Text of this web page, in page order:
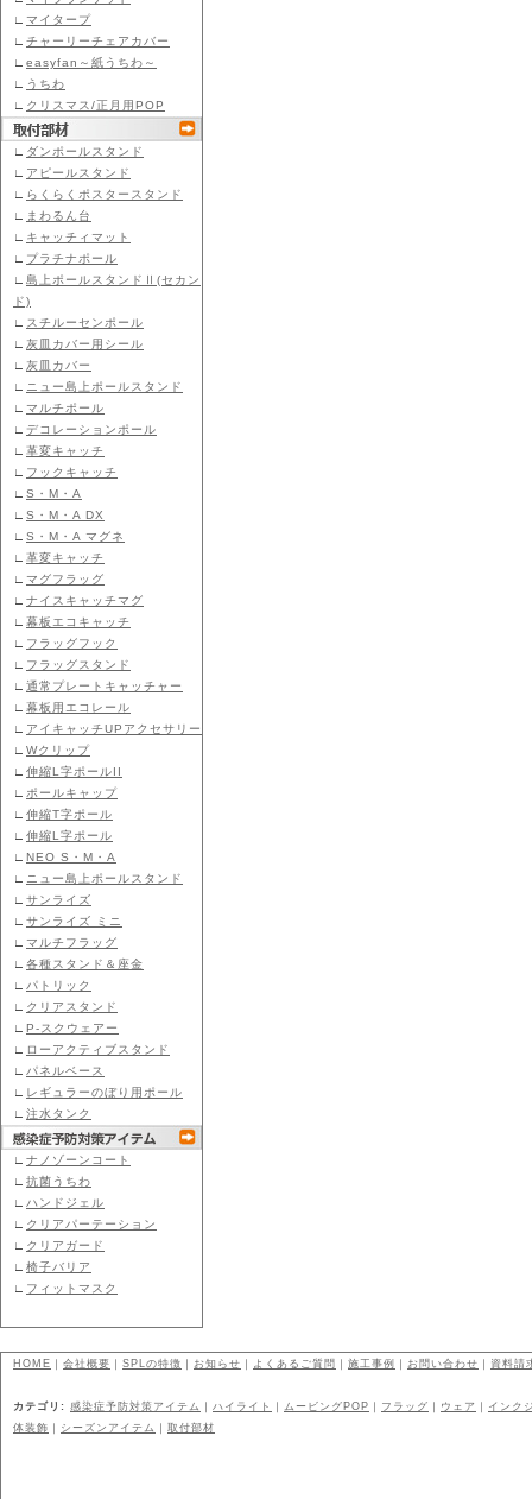
∟ マイタープ
∟ チャーリーチェアカバー
∟ easyfan～紙うちわ～
∟
うちわ
∟ クリスマス/正月用POP
∟ ダンポールスタンド
∟ アピールスタンド
∟ らくらくポスタースタンド
∟
まわるん台
∟ キャッチィマット
∟ プラチナポール
∟ 島上ポールスタンドⅡ(セカン
ド)
∟ スチルーセンポール
∟ 灰皿カバー用シール
∟ 灰皿カバー
∟
ニュー島上ポールスタンド
∟ マルチポール
∟ デコレーションポール
∟ 革変キャッチ
∟ フックキャッチ
∟ S・M・A
∟ S・M・A DX
∟ S・M・A マグネ
∟ 革変キャッチ
∟ マグフラッグ
∟ ナイスキャッチマグ
∟ 幕板エコキャッチ
∟ フラッグフック
∟ フラッグスタンド
∟ 通常プレートキャッチャー
∟ 幕板用エコレール
∟ アイキャッチUPアクセサリー
∟ Wクリップ
∟ 伸縮L字ポールII
∟ ポールキャップ
∟ 伸縮T字ポール
∟ 伸縮L字ポール
∟ NEO S・M・A
∟
ニュー島上ポールスタンド
∟ サンライズ
∟ サンライズ ミニ
∟ マルチフラッグ
∟ 各種スタンド＆座金
∟ パトリック
∟ クリアスタンド
∟ P-スクウェアー
∟
ローアクティブスタンド
∟ パネルベース
∟ レギュラーのぼり用ポール
∟ 注水タンク
∟ ナノゾーンコート
∟ 抗菌うちわ
∟ ハンドジェル
∟ クリアパーテーション
∟ クリアガード
∟ 椅子バリア
∟ フィットマスク
HOME ｜ 会社概要 ｜ SPLの特徴 ｜ お知らせ ｜ よくあるご質問 ｜ 施工事例 ｜ お問い合わせ ｜ 資料請
カテゴリ: 感染症予防対策アイテム ｜ ハイライト ｜ ムービングPOP ｜ フラッグ ｜ ウェア ｜ インク
体装飾 ｜ シーズンアイテム ｜ 取付部材